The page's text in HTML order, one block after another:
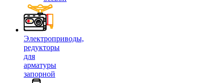
Электроприводы,
редукторы
для
арматуры
запорной